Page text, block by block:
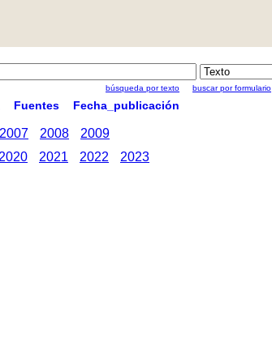
búsqueda por texto buscar por formulario
Fuentes Fecha_publicación
2007 2008
2009
2020 2021 2022
2023